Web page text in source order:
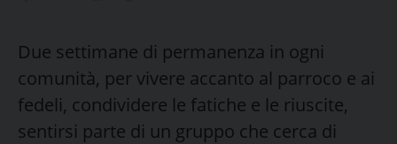
Due settimane di permanenza in ogni
comunità, per vivere accanto al parroco e ai
fedeli, condividere le fatiche e le riuscite,
sentirsi parte di un gruppo che cerca di